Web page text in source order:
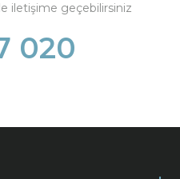
iletişime geçebilirsiniz
020